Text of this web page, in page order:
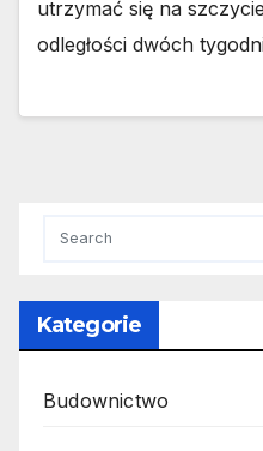
utrzymać się na
odległości dwóch
Kategorie
Budownictwo